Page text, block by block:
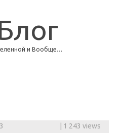
и Вообще…
1 243 views